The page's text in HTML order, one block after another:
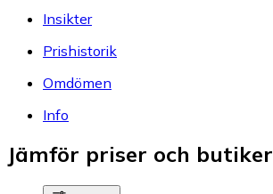
Insikter
Prishistorik
Omdömen
Info
Jämför priser och butiker